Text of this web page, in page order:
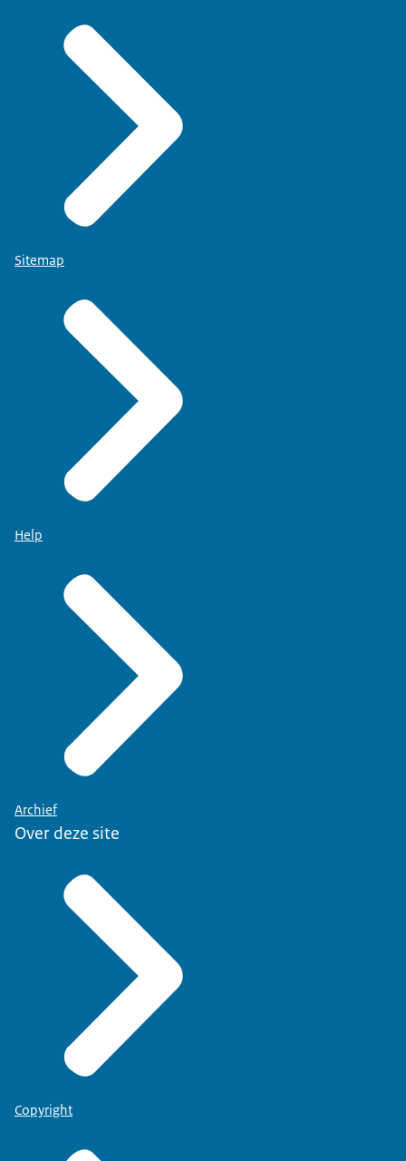
Sitemap
Help
Archief
Over deze site
Copyright